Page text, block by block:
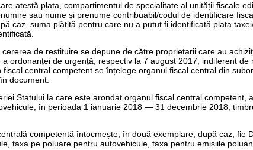
atestă plata, compartimentul de specialitate al unității fiscale
sau nume și prenume contribuabil/codul de identificare
caz, suma plătită pentru care nu a putut fi identificată plata
de restituire se depune de către proprietarii care au
ordonanței de urgență, respectiv la 7 august 2017, indiferent
central competent se înțelege organul fiscal central din
document.
Statului la care este arondat organul fiscal central
în perioada 1 ianuarie 2018 — 31 decembrie 2018;
competentă întocmește, în două exemplare, după caz,
taxa pe poluare pentru autovehicule, taxa pentru emisiile